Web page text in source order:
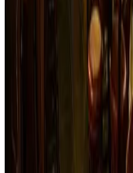
La Casa Vieja Restaurant
Almuerza como en casa…
Cañón del Combeima, busca
disfrutarás de exquisitos
del cañón, lugar agradable,
de la atención de sus
música típica colombiana, te
y si te animas a pasar una
te pierdas de conocer sus